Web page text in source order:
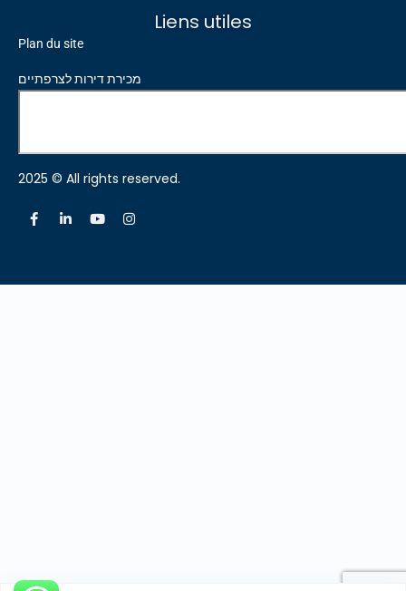
Liens utiles
Plan du site
מכירת דירות לצרפתיים
2025 © All rights reserved.